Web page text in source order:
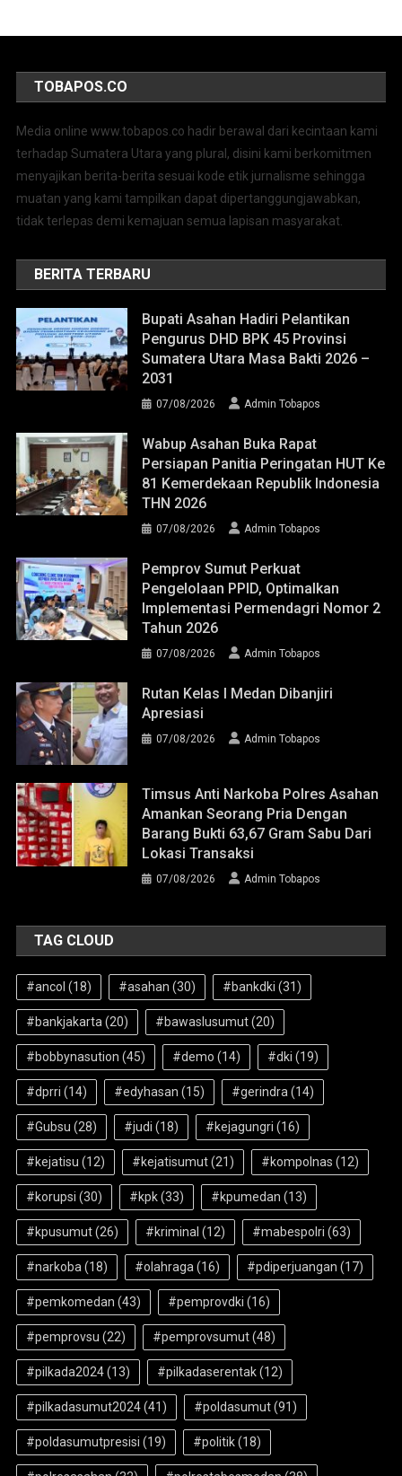
TOBAPOS.CO
Media online www.tobapos.co hadir berawal dari kecintaan kami
terhadap Sumatera Utara yang plural, disini kami berkomitmen
menyajikan berita-berita sesuai kode etik jurnalisme sehingga
muatan yang kami tampilkan dapat dipertanggungjawabkan,
tidak terlepas demi kemajuan semua lapisan masyarakat.
BERITA TERBARU
Bupati Asahan Hadiri Pelantikan
Pengurus DHD BPK 45 Provinsi
Sumatera Utara Masa Bakti 2026 –
2031
07/08/2026 Admin Tobapos
Wabup Asahan Buka Rapat
Persiapan Panitia Peringatan HUT Ke
81 Kemerdekaan Republik Indonesia
THN 2026
07/08/2026 Admin Tobapos
Pemprov Sumut Perkuat
Pengelolaan PPID, Optimalkan
Implementasi Permendagri Nomor 2
Tahun 2026
07/08/2026 Admin Tobapos
Rutan Kelas I Medan Dibanjiri
Apresiasi
07/08/2026 Admin Tobapos
Timsus Anti Narkoba Polres Asahan
Amankan Seorang Pria Dengan
Barang Bukti 63,67 Gram Sabu Dari
Lokasi Transaksi
07/08/2026 Admin Tobapos
TAG CLOUD
#ancol (18) #asahan (30) #bankdki (31)
#bankjakarta(20) #bawaslusumut(20)
#bobbynasution (45) #demo (14) #dki (19)
#dprri (14) #edyhasan (15) #gerindra(14)
#Gubsu (28) #judi (18) #kejagungri (16)
#kejatisu (12) #kejatisumut(21) #kompolnas (12)
#korupsi (30) #kpk(33) #kpumedan (13)
#kpusumut(26) #kriminal (12) #mabespolri (63)
#narkoba(18) #olahraga(16) #pdiperjuangan (17)
#pemkomedan (43) #pemprovdki (16)
#pemprovsu (22) #pemprovsumut(48)
#pilkada2024(13) #pilkadaserentak(12)
#pilkadasumut2024(41) #poldasumut(91)
#poldasumutpresisi (19) #politik(18)